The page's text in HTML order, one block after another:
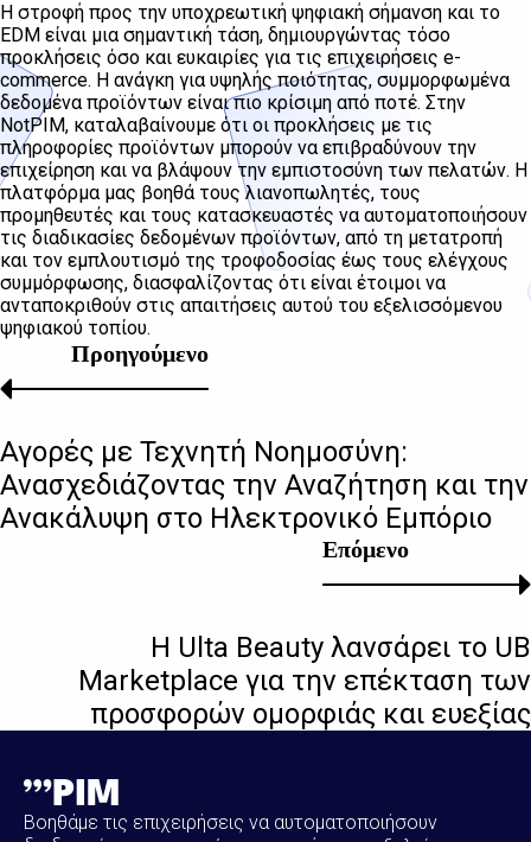
Η στροφή προς την υποχρεωτική ψηφιακή σήμανση και το
EDM είναι μια σημαντική τάση, δημιουργώντας τόσο
προκλήσεις όσο και ευκαιρίες για τις επιχειρήσεις e-
commerce. Η ανάγκη για υψηλής ποιότητας, συμμορφωμένα
δεδομένα προϊόντων είναι πιο κρίσιμη από ποτέ. Στην
NotPIM, καταλαβαίνουμε ότι οι προκλήσεις με τις
πληροφορίες προϊόντων μπορούν να επιβραδύνουν την
επιχείρηση και να βλάψουν την εμπιστοσύνη των πελατών. Η
πλατφόρμα μας βοηθά τους λιανοπωλητές, τους
προμηθευτές και τους κατασκευαστές να αυτοματοποιήσουν
τις διαδικασίες δεδομένων προϊόντων, από τη μετατροπή
και τον εμπλουτισμό της τροφοδοσίας έως τους ελέγχους
συμμόρφωσης, διασφαλίζοντας ότι είναι έτοιμοι να
ανταποκριθούν στις απαιτήσεις αυτού του εξελισσόμενου
ψηφιακού τοπίου.
Επόμενο
Η Ulta Beauty λανσάρει το UB
Marketplace για την επέκταση των
προσφορών ομορφιάς και ευεξίας
Προηγούμενο
Αγορές με Τεχνητή Νοημοσύνη:
Ανασχεδιάζοντας την Αναζήτηση και την
Ανακάλυψη στο Ηλεκτρονικό Εμπόριο
Βοηθάμε τις επιχειρήσεις να αυτοματοποιήσουν